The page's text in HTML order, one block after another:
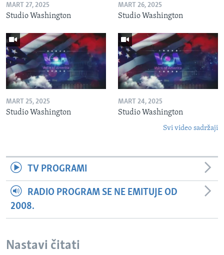
MART 27, 2025
Studio Washington
MART 26, 2025
Studio Washington
MART 25, 2025
Studio Washington
MART 24, 2025
Studio Washington
Svi video sadržaji
TV PROGRAMI
RADIO PROGRAM SE NE EMITUJE OD
2008.
Nastavi čitati